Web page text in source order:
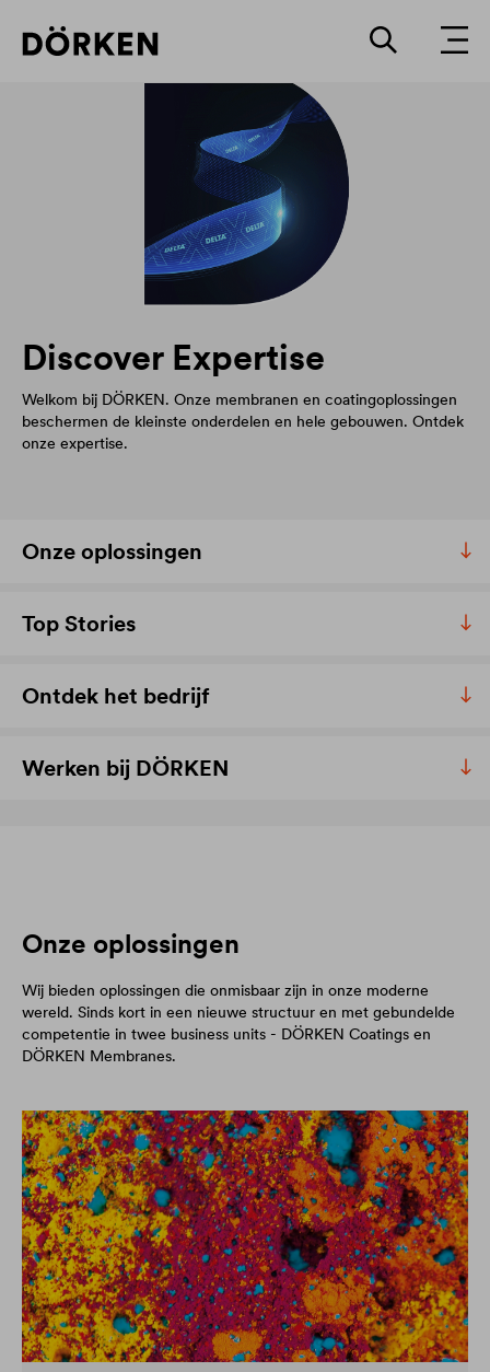
Discover Expertise
Welkom bij DÖRKEN. Onze membranen en coatingoplossingen
beschermen de kleinste onderdelen en hele gebouwen. Ontdek
onze expertise.
Onze oplossingen
Top Stories
Ontdek het bedrijf
Werken bij DÖRKEN
Onze oplossingen
Wij bieden oplossingen die onmisbaar zijn in onze moderne
wereld. Sinds kort in een nieuwe structuur en met gebundelde
competentie in twee business units - DÖRKEN Coatings en
DÖRKEN Membranes.